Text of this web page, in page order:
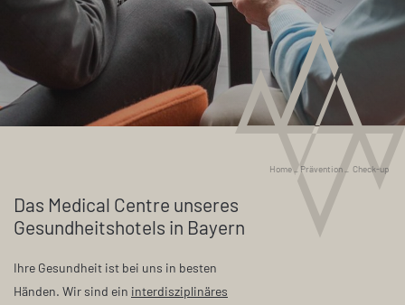
Home _ Prävention _ Check-up
Das Medical Centre unseres
Gesundheitshotels in Bayern
Ihre Gesundheit ist bei uns in besten
Händen. Wir sind ein interdisziplinäres